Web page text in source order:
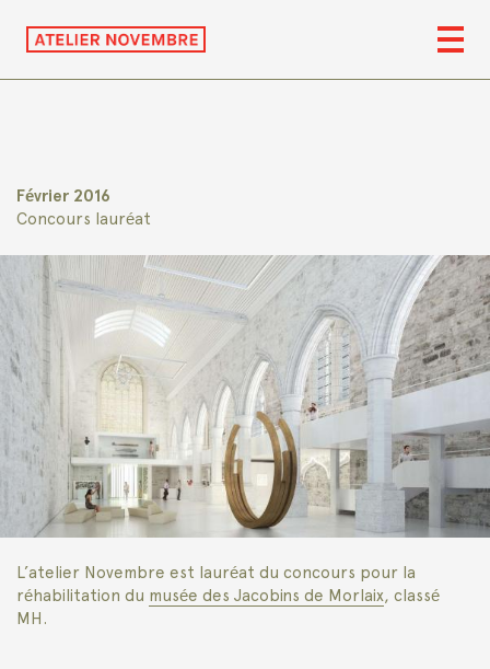
Février 2016
Concours lauréat
L’atelier Novembre est lauréat du concours pour la
réhabilitation du musée des Jacobins de Morlaix, classé
MH.